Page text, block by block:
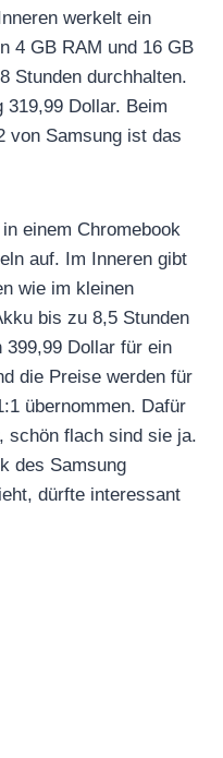
werkelt ein
4 GB RAM und 16 GB
Stunden durchhalten.
319,99 Dollar. Beim
von Samsung ist das
einem Chromebook
auf. Im Inneren gibt
wie im kleinen
bis zu 8,5 Stunden
Dollar für ein
die Preise werden für
übernommen. Dafür
schön flach sind sie ja.
des Samsung
dürfte interessant